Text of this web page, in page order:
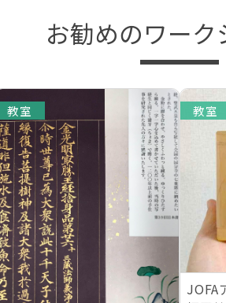
お勧めのワーク
教室 教室
JOFA